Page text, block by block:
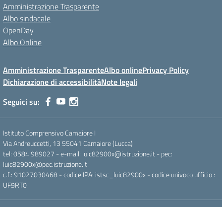
Amministrazione Trasparente
Albo sindacale
OpenDay
Albo Online
Amministrazione TrasparenteAlbo onlinePrivacy Policy
Dichiarazione di accessibilitàNote legali
Seguici su:
Istituto Comprensivo Camaiore I
Via Andreuccetti, 13 55041 Camaiore (Lucca)
tel: 0584 989027 - e-mail: luic82900x@istruzione.it - pec:
luic82900x@pec.istruzione.it
c.f.: 91027030468 - codice IPA: istsc_luic82900x - codice univoco ufficio :
UF9RT0